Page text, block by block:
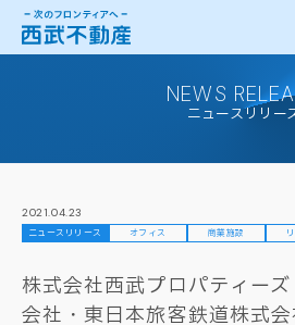
NEWS
ニュースリリー
2021.04.23
ニュースリリース オフィス 商業施設
株式会社西武プロパティー
会社・東日本旅客鉄道株式